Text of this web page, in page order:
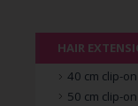
HAIR
40 cm clip-on
50 cm clip-on